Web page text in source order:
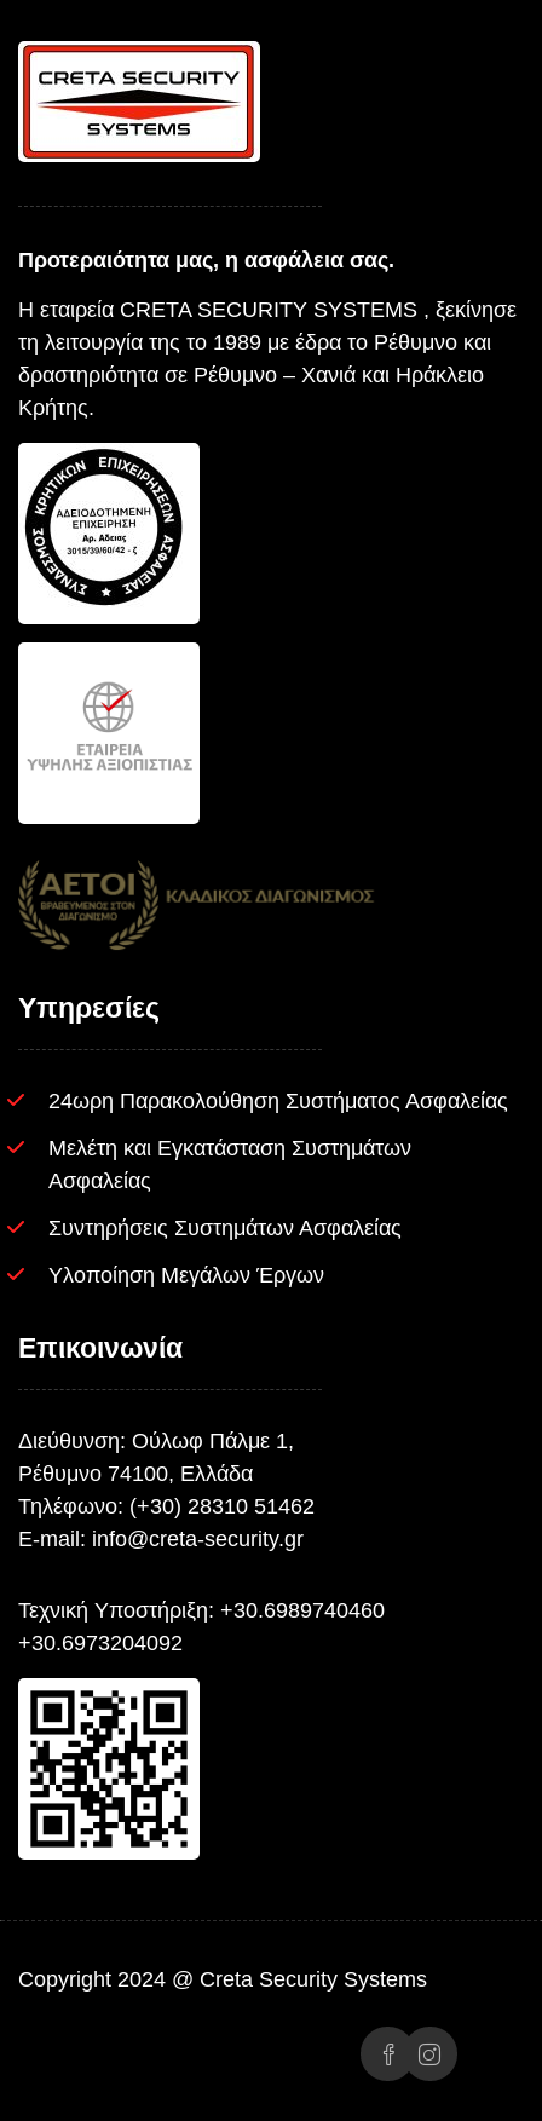
Προτεραιότητα μας, η ασφάλεια σας.
Η εταιρεία CRETA SECURITY SYSTEMS , ξεκίνησε
τη λειτουργία της το 1989 με έδρα το Ρέθυμνο και
δραστηριότητα σε Ρέθυμνο – Χανιά και Ηράκλειο
Κρήτης.
Υπηρεσίες
24ωρη Παρακολούθηση Συστήματος Ασφαλείας
Μελέτη και Εγκατάσταση Συστημάτων
Ασφαλείας
Συντηρήσεις Συστημάτων Ασφαλείας
Υλοποίηση Μεγάλων Έργων
Επικοινωνία
Διεύθυνση: Ούλωφ Πάλμε 1,
Ρέθυμνο 74100, Ελλάδα
Τηλέφωνο: (+30) 28310 51462
E-mail: info@creta-security.gr
Τεχνική Yποστήριξη: +30.6989740460
+30.6973204092
Copyright 2024 @ Creta Security Systems